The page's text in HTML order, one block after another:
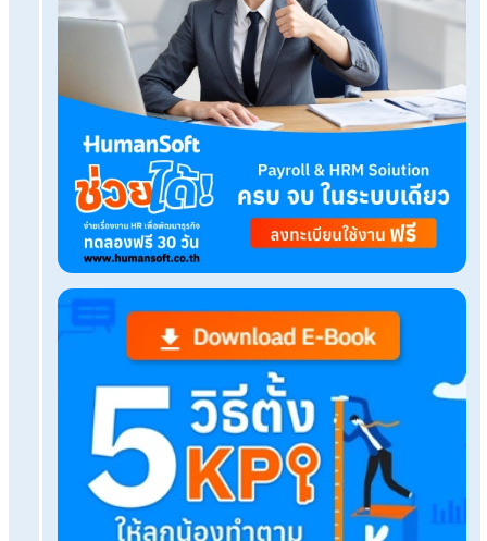
Related Blog
การประเมินผลการปฏิบัติงานคืออะไร ประเมินอะไรบ้
วัดผลได้
ไขข้อสงสัย? พนักงานจะลาออก บริษัทไม่จ่ายโบนัสได้ไ
เตรียมตัวเป็น HR ยุคใหม่ ต้องเพิ่มทักษะอะไรบ้างใน